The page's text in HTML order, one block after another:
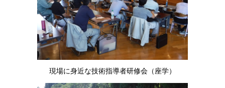
現場に身近な技術指導者研修会（座学）